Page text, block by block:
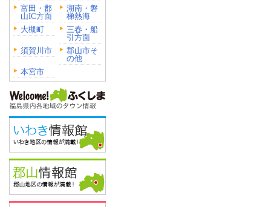
富田・郡
山IC方面
湖南・磐
梯熱海
大槻町
三春・船
引方面
須賀川市
郡山市そ
の他
本宮市